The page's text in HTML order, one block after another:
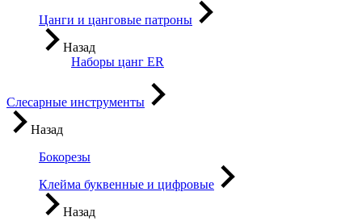
Цанги и цанговые патроны
Назад
Наборы цанг ER
Слесарные инструменты
Назад
Бокорезы
Клейма буквенные и цифровые
Назад